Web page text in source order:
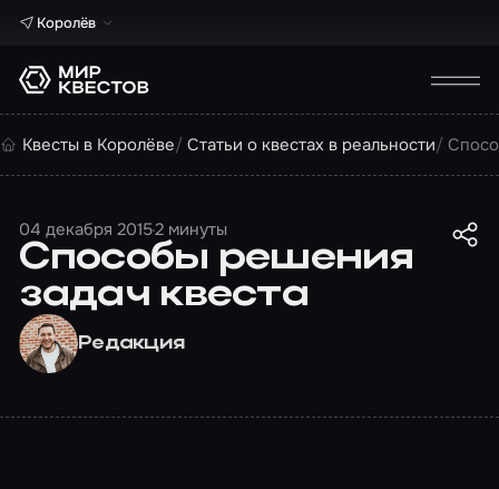
Королёв
Квесты в Королёве Статьи о квестах в реальности
04 декабря 20152 минуты
Способы решения
задач квеста
Редакция